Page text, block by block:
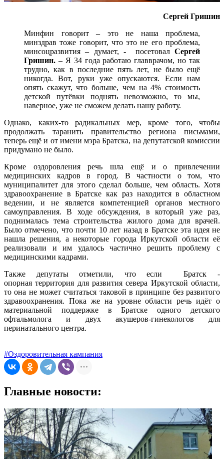
Сергей Гришин
Минфин говорит – это не наша проблема,
минздрав тоже говорит, что это не его проблема,
минсоцразвития – думает, - посетовал Сергей
Гришин. – Я 34 года работаю главврачом, но так
трудно, как в последние пять лет, не было ещё
никогда. Вот, руки уже опускаются. Если нам
опять скажут, что больше, чем на 4% стоимость
детской путёвки поднять невозможно, то мы,
наверное, уже не сможем делать нашу работу.
Однако, каких-то радикальных мер, кроме того, чтобы
продолжать таранить правительство региона письмами,
теперь ещё и от имени мэра Братска, на депутатской комиссии
придумано не было.
Кроме оздоровления речь шла ещё и о привлечении
медицинских кадров в город. В частности о том, что
муниципалитет для этого сделал больше, чем область. Хотя
здравоохранение в Братске как раз находится в областном
ведении, и не является компетенцией органов местного
самоуправления. В ходе обсуждения, в который уже раз,
поднималась тема строительства жилого дома для врачей.
Было отмечено, что почти 10 лет назад в Братске эта идея не
нашла решения, а некоторые города Иркутской области её
реализовали и им удалось частично решить проблему с
медицинскими кадрами.
Также депутаты отметили, что если Братск -
опорная территория для развития севера Иркутской области,
то она не может считаться таковой в принципе без развитого
здравоохранения. Пока же на уровне области речь идёт о
материальной поддержке в Братске одного детского
офтальмолога и двух акушеров-гинекологов для
перинатального центра.
#Оздоровительная кампания
Главные новости: